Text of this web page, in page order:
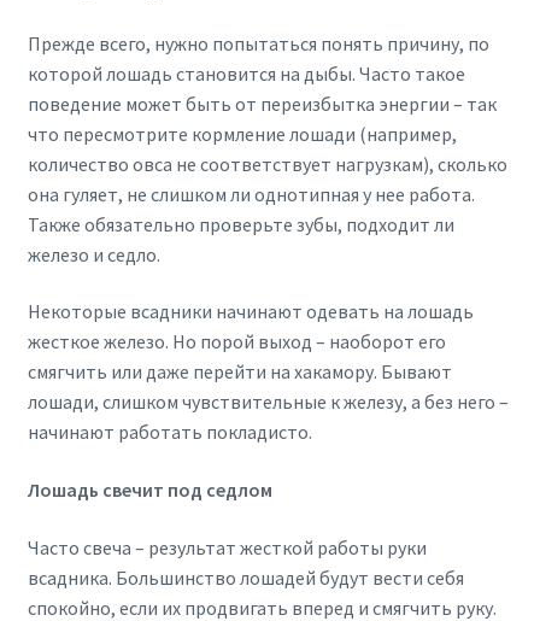
Прежде всего, нужно попытаться понять причину, по
которой лошадь становится на дыбы. Часто такое
поведение может быть от переизбытка энергии – так
что пересмотрите кормление лошади (например,
количество овса не соответствует нагрузкам), сколько
она гуляет, не слишком ли однотипная у нее работа.
Также обязательно проверьте зубы, подходит ли
железо и седло.
Некоторые всадники начинают одевать на лошадь
жесткое железо. Но порой выход – наоборот его
смягчить или даже перейти на хакамору. Бывают
лошади, слишком чувствительные к железу, а без него –
начинают работать покладисто.
Лошадь свечит под седлом
Часто свеча – результат жесткой работы руки
всадника. Большинство лошадей будут вести себя
спокойно, если их продвигать вперед и смягчить руку.